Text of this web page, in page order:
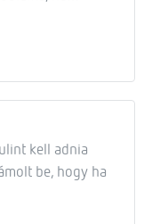
kell adnia
be, hogy ha